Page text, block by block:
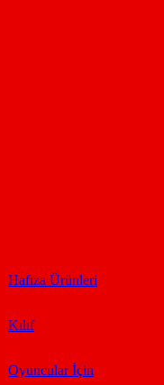
Hafıza Ürünleri
Kılıf
Oyuncular İçin